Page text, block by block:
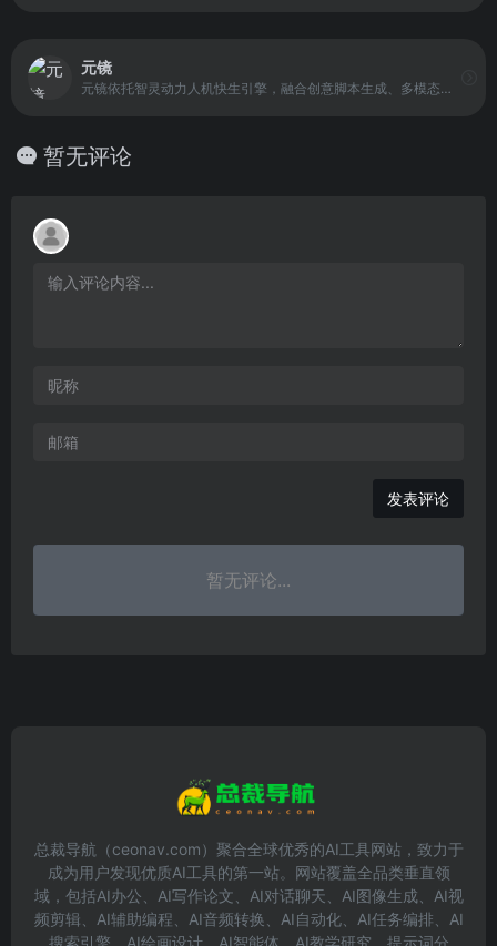
元镜
元镜依托智灵动力人机快生引擎，融合创意脚本生成、多模态分镜设计和一键成片功能，提供高效专业的内容创作解决方案，适配短视频、广告、宣传片等多场景需求。
暂无评论
发表评论
暂无评论...
总裁导航（ceonav.com）聚合全球优秀的AI工具网站，致力于
成为用户发现优质AI工具的第一站。网站覆盖全品类垂直领
域，包括AI办公、AI写作论文、AI对话聊天、AI图像生成、AI视
频剪辑、AI辅助编程、AI音频转换、AI自动化、AI任务编排、AI
搜索引擎、AI绘画设计、AI智能体、AI教学研究、提示词分